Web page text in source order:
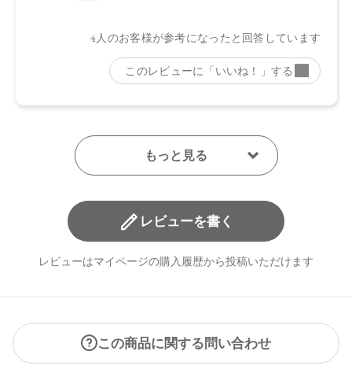
レビューを書く
レビューはマイページの購入履歴から投稿いただけます
この商品に関する問い合わせ